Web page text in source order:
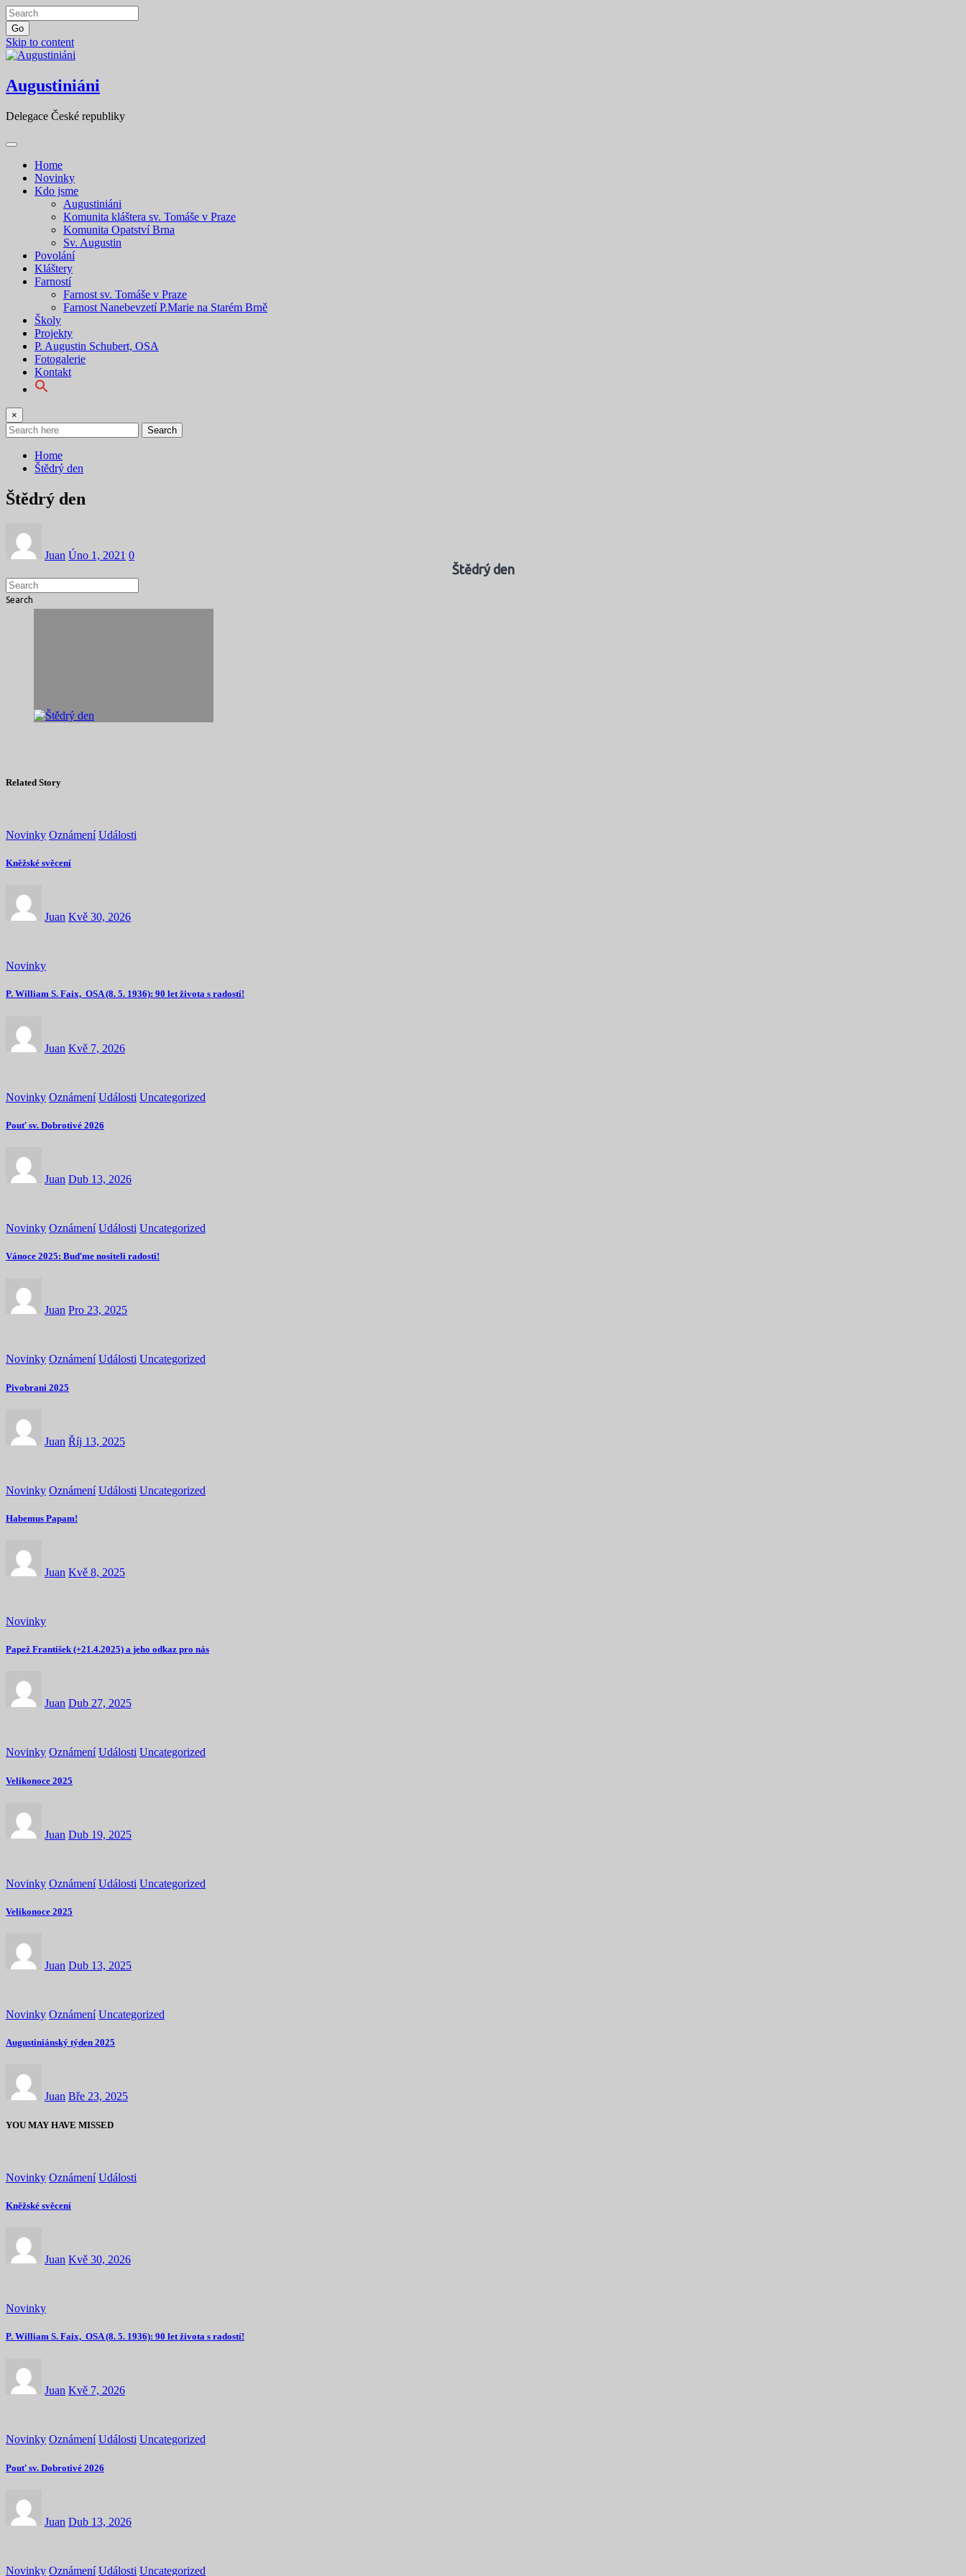
Go
Skip to content
Augustiniáni
Delegace České republiky
Home
Novinky
Kdo jsme
Augustiniáni
Komunita kláštera sv. Tomáše v Praze
Komunita Opatství Brna
Sv. Augustin
Povolání
Kláštery
Farností
Farnost sv. Tomáše v Praze
Farnost Nanebevzetí P.Marie na Starém Brně
Školy
Projekty
P. Augustin Schubert, OSA
Fotogalerie
Kontakt
×
Search
Home
Štědrý den
Štědrý den
Juan Úno 1, 2021 0
Štědrý den
Search
Related Story
Novinky Oznámení Události
Kněžské svěcení
Juan Kvě 30, 2026
Novinky
P. William S. Faix, OSA (8. 5. 1936): 90 let života s radostí!
Juan Kvě 7, 2026
Novinky Oznámení Události Uncategorized
Pouť sv. Dobrotivé 2026
Juan Dub 13, 2026
Novinky Oznámení Události Uncategorized
Vánoce 2025: Buďme nositeli radosti!
Juan Pro 23, 2025
Novinky Oznámení Události Uncategorized
Pivobrani 2025
Juan Říj 13, 2025
Novinky Oznámení Události Uncategorized
Habemus Papam!
Juan Kvě 8, 2025
Novinky
Papež František (+21.4.2025) a jeho odkaz pro nás
Juan Dub 27, 2025
Novinky Oznámení Události Uncategorized
Velikonoce 2025
Juan Dub 19, 2025
Novinky Oznámení Události Uncategorized
Velikonoce 2025
Juan Dub 13, 2025
Novinky Oznámení Uncategorized
Augustiniánský týden 2025
Juan Bře 23, 2025
YOU MAY HAVE MISSED
Novinky Oznámení Události
Kněžské svěcení
Juan Kvě 30, 2026
Novinky
P. William S. Faix, OSA (8. 5. 1936): 90 let života s radostí!
Juan Kvě 7, 2026
Novinky Oznámení Události Uncategorized
Pouť sv. Dobrotivé 2026
Juan Dub 13, 2026
Novinky Oznámení Události Uncategorized